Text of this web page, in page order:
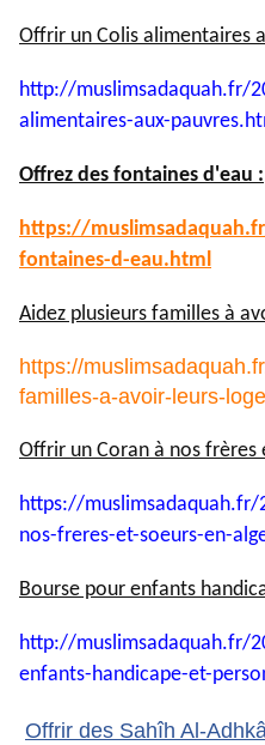
Offrir un Colis alimentaires
http://muslimsadaquah.fr/
alimentaires-aux-
Offrez des fontaines d'eau :
https://
fontaines-d-eau.html
Aidez plusieurs familles à
https://
familles-a-avoir-leurs-
Offrir un Coran à nos
https://muslimsadaquah.fr/
nos-freres-et-soeurs-en-
Bourse pour enfants
http://muslimsadaquah.fr/
enfants-handicape-et-
Offrir des Sahîh Al-